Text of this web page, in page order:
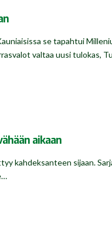
se tapahtui
valtaa uusi tulokas,
aikaan
kahdeksanteen sijaan.